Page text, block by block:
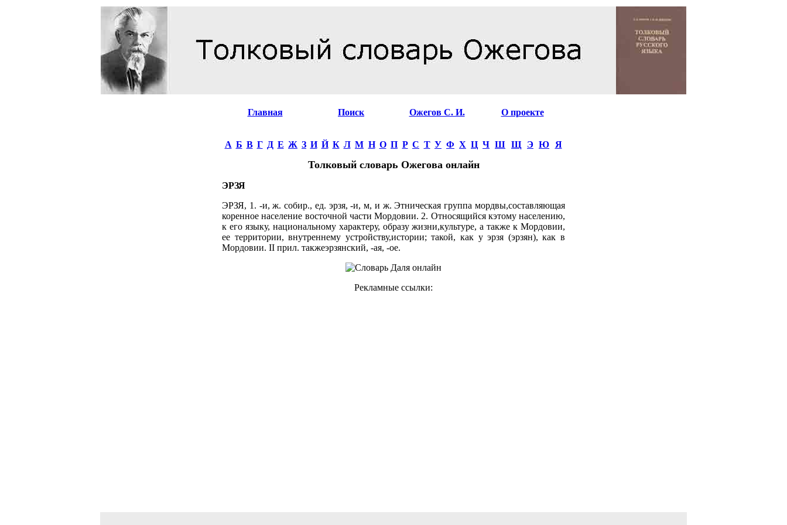
Главная Поиск Ожегов С. И. О проекте
А Б В Г Д Е Ж З И Й К Л М Н О П Р С Т У Ф Х Ц Ч Ш Щ Э Ю Я
Толковый словарь Ожегова онлайн
ЭРЗЯ
ЭРЗЯ, 1. -и, ж. собир., ед. эрзя, -и, м, и ж. Этническая группа мордвы,составляющая
коренное население восточной части Мордовии. 2. Относящийся кэтому населению,
к его языку, национальному характеру, образу жизни,культуре, а также к Мордовии,
ее территории, внутреннему устройству,истории; такой, как у эрзя (эрзян), как в
Мордовии. II прил. такжеэрзянский, -ая, -ое.
Рекламные ссылки: